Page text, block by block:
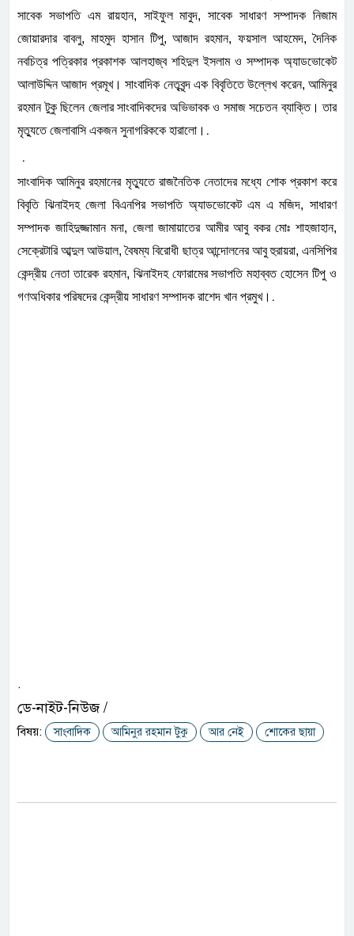
সাবেক সভাপতি এম রায়হান, সাইফুল মাবুদ, সাবেক সাধারণ সম্পাদক নিজাম
জোয়ারদার বাবলু, মাহমুদ হাসান টিপু, আজাদ রহমান, ফয়সাল আহমেদ, দৈনিক
নবচিত্র পত্রিকার প্রকাশক আলহাজ্ব শহিদুল ইসলাম ও সম্পাদক অ্যাডভোকেট
আলাউদ্দিন আজাদ প্রমূখ। সাংবাদিক নেতৃবৃন্দ এক বিবৃতিতে উল্লেখ করেন, আমিনুর
রহমান টুকু ছিলেন জেলার সাংবাদিকদের অভিভাবক ও সমাজ সচেতন ব্যাক্তি। তার
মৃত্যুতে জেলাবাসি একজন সুনাগরিককে হারালো। .
.
সাংবাদিক আমিনুর রহমানের মৃত্যুতে রাজনৈতিক নেতাদের মধ্যে শোক প্রকাশ করে
বিবৃতি ঝিনাইদহ জেলা বিএনপির সভাপতি অ্যাডভোকেট এম এ মজিদ, সাধারণ
সম্পাদক জাহিদুজ্জামান মনা, জেলা জামায়াতের আমীর আবু বকর মোঃ শাহজাহান,
সেক্রেটারি আব্দুল আউয়াল, বৈষম্য বিরোধী ছাত্র আন্দোলনের আবু হুরায়রা, এনসিপির
কেন্দ্রীয় নেতা তারেক রহমান, ঝিনাইদহ ফোরামের সভাপতি মহাব্বত হোসেন টিপু ও
গণঅধিকার পরিষদের কেন্দ্রীয় সাধারণ সম্পাদক রাশেদ খান প্রমুখ। .
.
ডে-নাইট-নিউজ /
বিষয়: সাংবাদিক আমিনুর রহমান টুকু আর নেই শোকের ছায়া